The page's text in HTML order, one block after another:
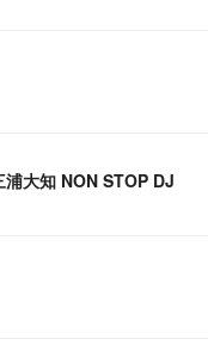
大知 NON STOP DJ